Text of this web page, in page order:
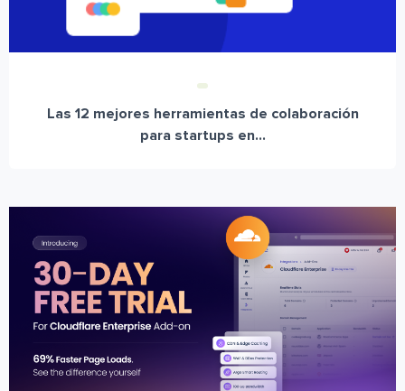
Las 12 mejores herramientas de colaboración
para startups en...